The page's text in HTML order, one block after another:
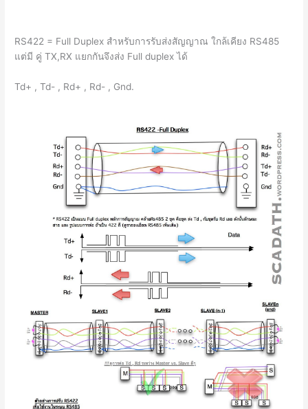
RS422 = Full Duplex สำหรับการรับส่งสัญญาณ ใกล้เคียง RS485
แต่มี คู่ TX,RX แยกกันจึงส่ง Full duplex ได้
Td+ , Td- , Rd+ , Rd- , Gnd.